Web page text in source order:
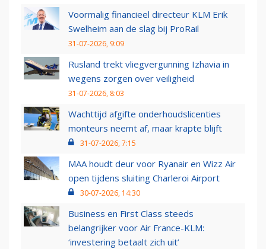
Voormalig financieel directeur KLM Erik
Swelheim aan de slag bij ProRail
31-07-2026, 9:09
Rusland trekt vliegvergunning Izhavia in
wegens zorgen over veiligheid
31-07-2026, 8:03
Wachttijd afgifte onderhoudslicenties
monteurs neemt af, maar krapte blijft
31-07-2026, 7:15
MAA houdt deur voor Ryanair en Wizz Air
open tijdens sluiting Charleroi Airport
30-07-2026, 14:30
Business en First Class steeds
belangrijker voor Air France-KLM:
‘investering betaalt zich uit’